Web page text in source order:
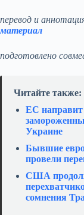
перевод и
материал
подготовлено
Читайте также:
ЕС направит
Украине
Бывшие
провели
США
сомнения